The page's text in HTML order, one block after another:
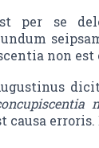
per se
non
causa